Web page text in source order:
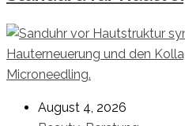
August 4, 2026